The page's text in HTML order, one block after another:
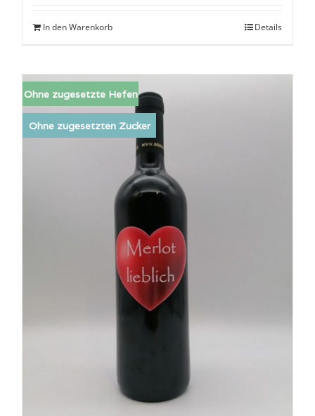
In den Warenkorb Details
Ohne zugesetzte Hefen
Ohne zugesetzten Zucker